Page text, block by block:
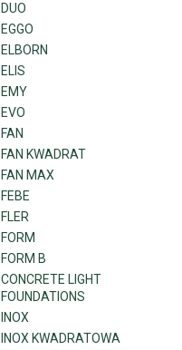
DUO
EGGO
ELBORN
ELIS
EMY
EVO
FAN
FAN KWADRAT
FAN MAX
FEBE
FLER
FORM
FORM B
CONCRETE LIGHT
FOUNDATIONS
INOX
INOX KWADRATOWA